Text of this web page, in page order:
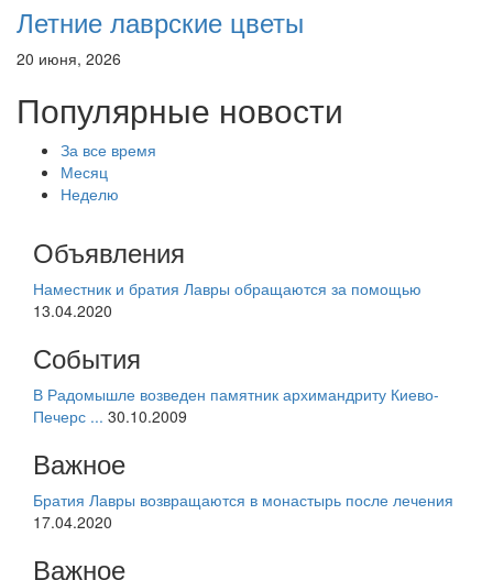
Летние лаврские цветы
20 июня, 2026
Популярные новости
За все время
Месяц
Неделю
Объявления
Наместник и братия Лавры обращаются за помощью
13.04.2020
События
В Радомышле возведен памятник архимандриту Киево-
Печерс ... 30.10.2009
Важное
Братия Лавры возвращаются в монастырь после лечения
17.04.2020
Важное